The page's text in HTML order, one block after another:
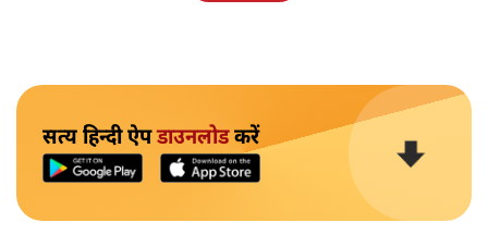
सत्य हिन्दी ऐपडाउनलोडकरें